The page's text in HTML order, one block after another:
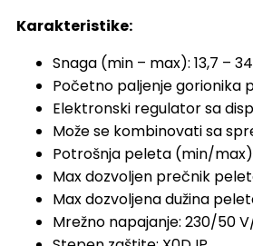
Karakteristike:
Snaga (min – max): 13,7 –
Početno paljenje
Elektronski regulator sa
Može se kombinovati sa
Potrošnja peleta (min/max):
Max dozvoljen prečnik
Max dozvoljena dužina
Mrežno napajanje: 230/50